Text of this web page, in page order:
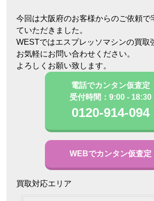
今回は大阪府のお客様からのご依頼で
ていただきました。
WESTではエスプレッソマシンの買取
お気軽にお問い合わせください。
よろしくお願い致します。
電話でカンタン仮査定
受付時間：9:00 - 18:30
0120-914-094
WEBでカンタン仮査定
買取対応エリア